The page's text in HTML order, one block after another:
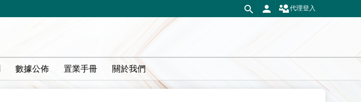
代理登入
數據公佈 置業手冊 關於我們